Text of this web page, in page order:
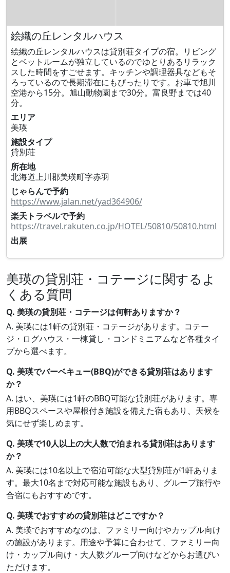
絵織の丘レンタルハウス
絵織の丘レンタルハウスは貸別荘タイプの宿。リビング
とベットルームが独立しているのでゆとりあるリラック
スした時間をすごせます。キッチンや調理器具などもそ
ろっているので長期滞在にもぴったりです。お車で旭川
空港から15分。旭山動物園まで30分。富良野までは40
分。
エリア
美瑛
施設タイプ
貸別荘
所在地
北海道上川郡美瑛町字赤羽
じゃらんで予約
https://www.jalan.net/yad364906/
楽天トラベルで予約
https://travel.rakuten.co.jp/HOTEL/50810/50810.html
出展
美瑛の貸別荘・コテージに関するよ
くある質問
Q. 美瑛の貸別荘・コテージは何軒ありますか？
A. 美瑛には1軒の貸別荘・コテージがあります。コテー
ジ・ログハウス・一棟貸し・コンドミニアムなど各種タイ
プから選べます。
Q. 美瑛でバーベキュー(BBQ)ができる貸別荘はあります
か？
A. はい、美瑛には1軒のBBQ可能な貸別荘があります。専
用BBQスペースや屋根付き施設を備えた宿もあり、天候を
気にせず楽しめます。
Q. 美瑛で10人以上の大人数で泊まれる貸別荘はあります
か？
A. 美瑛には10名以上で宿泊可能な大型貸別荘が1軒ありま
す。最大10名まで対応可能な施設もあり、グループ旅行や
合宿にもおすすめです。
Q. 美瑛でおすすめの貸別荘はどこですか？
A. 美瑛でおすすめなのは、ファミリー向けやカップル向け
の施設があります。用途や予算に合わせて、ファミリー向
け・カップル向け・大人数グループ向けなどからお選びい
ただけます。